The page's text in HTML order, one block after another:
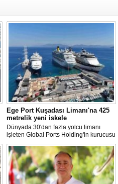
Ege Port Kuşadası Limanı'na 425
metrelik yeni iskele
Dünyada 30'dan fazla yolcu limanı
işleten Global Ports Holding'in kurucusu
ve Yönetim Kurulu Başkanı Mehmet
Kutman'ın sahibi olduğu Ege Port
Kuşadası, yeni bir yatırım hamlesine
hazırlanıyor.